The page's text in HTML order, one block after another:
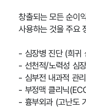
창출되는 모든 순이
사용하는 것을 주요
- 심장병 진단 (희귀
- 선천적/노력성 심
- 심부전 내과적 관리
- 부정맥 클리닉
- 흉부외과 (고난도